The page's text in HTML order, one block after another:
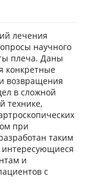
лечения
научного
плеча. Даны
конкретные
возвращения
в сложной
технике,
при
таким
интересующиеся
и
с